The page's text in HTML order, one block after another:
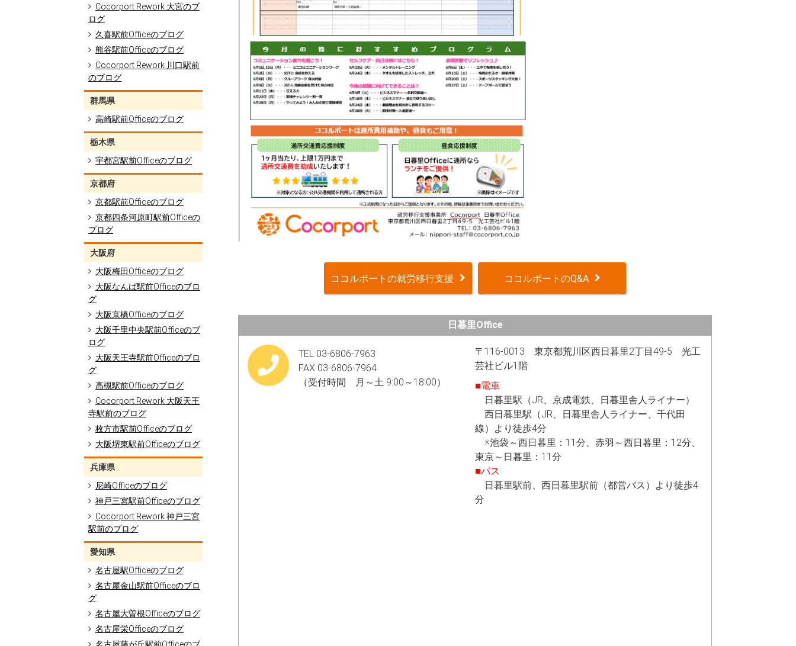
Cocorport Rework 大宮のブ
ログ
久喜駅前Officeのブログ
熊谷駅前Officeのブログ
Cocorport Rework 川口駅前
のブログ
群馬県
高崎駅前Officeのブログ
栃木県
宇都宮駅前Officeのブログ
京都府
京都駅前Officeのブログ
京都四条河原町駅前Officeの
ブログ
大阪府
大阪梅田Officeのブログ
大阪なんば駅前Officeのブロ
グ
大阪京橋Officeのブログ
大阪千里中央駅前Officeのブ
ログ
大阪天王寺駅前Officeのブロ
グ
高槻駅前Officeのブログ
Cocorport Rework 大阪天王
寺駅前のブログ
枚方市駅前Officeのブログ
大阪堺東駅前Officeのブログ
兵庫県
尼崎Officeのブログ
神戸三宮駅前Officeのブログ
Cocorport Rework 神戸三宮
駅前のブログ
愛知県
名古屋駅Officeのブログ
名古屋金山駅前Officeのブロ
グ
名古屋大曽根Officeのブログ
名古屋栄Officeのブログ
ココルポートの就労移行支援 ココルポートのQ&A
日暮里Office
TEL 03-6806-7963
FAX 03-6806-7964
（受付時間 月～土 9:00～18:00）
〒116-0013 東京都荒川区西日暮里2丁目49-5 光工
芸社ビル1階
■電車
日暮里駅（JR、京成電鉄、日暮里舎人ライナー）
西日暮里駅（JR、日暮里舎人ライナー、千代田
線）より徒歩4分
※池袋～西日暮里：11分、赤羽～西日暮里：12分、
東京～日暮里：11分
■バス
日暮里駅前、西日暮里駅前（都営バス）より徒歩4
分